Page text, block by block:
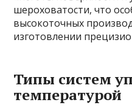
шероховатости, что
высокоточных
изготовлении
Типы систем
температурой